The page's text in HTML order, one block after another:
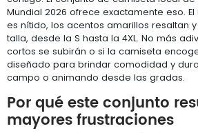
Mundial 2026 ofrece exactamente eso.
es nítido, los acentos amarillos resaltan
talla, desde la S hasta la 4XL. No más
cortos se subirán o si la camiseta
diseñado para brindar comodidad y
campo o animando desde las gradas.
Por qué este conjunto
mayores frustraciones